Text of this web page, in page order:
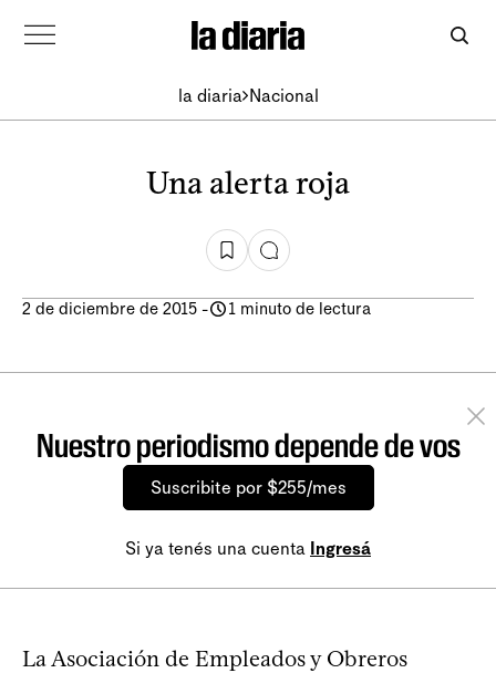
la diaria Nacional
Una alerta roja
2 de diciembre de 2015 - 1 minuto de lectura
Nuestro periodismo depende de vos
Suscribite por $255/mes
Si ya tenés una cuenta Ingresá
La Asociación de Empleados y Obreros